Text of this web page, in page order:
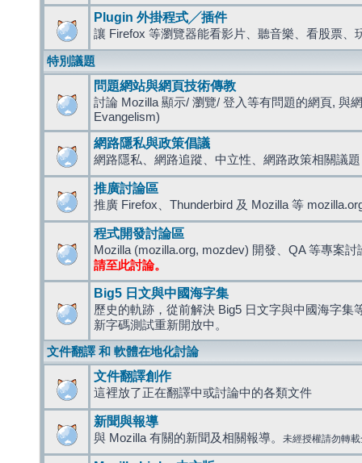
Plugin 外掛程式╱插件
讓 Firefox 等瀏覽器能看影片、聽音樂、看股票、
特別議題
問題網站與網頁技術傳教
討論 Mozilla 顯示/ 瀏覽/ 登入等有問題的網頁, 與
Evangelism)
網路隱私與政策倡議
網路隱私、網路追蹤、中立性、網路政策相關議題
推廣討論區
推廣 Firefox、Thunderbird 及 Mozilla 等
程式開發討論區
Mozilla (mozilla.org, mozdev) 開發、QA 等專案討
請至此討論。
Big5 日文與中國海字集
歷史的軌跡，從前解決 Big5 日文字與中國海字集
新字碼測試重新開放中。
文件翻譯 和 軟體在地化討論
文件翻譯創作
這裡放了正在翻譯中或討論中的各類文件
新聞與報導
與 Mozilla 有關的新聞及相關報導。 未經授權請勿轉